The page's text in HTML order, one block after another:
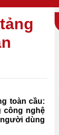
toàn cầu:
công nghệ
dùng